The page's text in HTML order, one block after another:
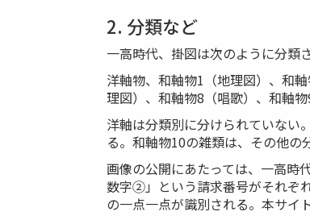
2. 分類など
一高時代、掛図は次のように分類
洋軸物、和軸物1（地理図）、和
理図）、和軸物8（唱歌）、和軸
洋軸は分類別に分けられていない
る。和軸物10の雑類は、その他の
画像の公開にあたっては、一高時
数字②」という請求番号がそれぞ
の一点一点が識別される。本サイ